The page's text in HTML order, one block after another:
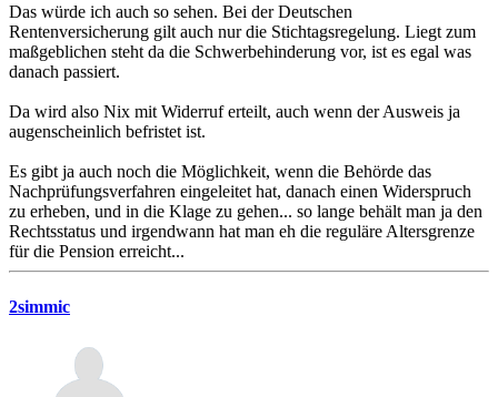
Das würde ich auch so sehen. Bei der Deutschen
Rentenversicherung gilt auch nur die Stichtagsregelung. Liegt zum
maßgeblichen steht da die Schwerbehinderung vor, ist es egal was
danach passiert.
Da wird also Nix mit Widerruf erteilt, auch wenn der Ausweis ja
augenscheinlich befristet ist.
Es gibt ja auch noch die Möglichkeit, wenn die Behörde das
Nachprüfungsverfahren eingeleitet hat, danach einen Widerspruch
zu erheben, und in die Klage zu gehen... so lange behält man ja den
Rechtsstatus und irgendwann hat man eh die reguläre Altersgrenze
für die Pension erreicht...
2simmic